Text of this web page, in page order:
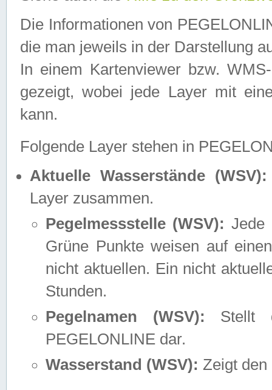
Die Informationen von
die man jeweils in der Darstellung
In einem Kartenviewer bzw.
gezeigt, wobei jede Layer mit
kann.
Folgende Layer stehen in
Aktuelle Wasserstände (WSV):
Layer zusammen.
Pegelmessstelle (WSV): Jede
Grüne Punkte weisen auf
nicht aktuellen. Ein nicht
Stunden.
Pegelnamen (WSV): Stellt
PEGELONLINE dar.
Wasserstand (WSV): Zeigt den